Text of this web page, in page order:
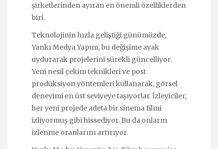
şirketlerinden ayıran en önemli özelliklerden
biri.
Teknolojinin hızla geliştiği günümüzde,
Yankı Medya Yapım, bu değişime ayak
uydurarak projelerini sürekli güncelliyor.
Yeni nesil çekim teknikleri ve post
prodüksiyon yöntemleri kullanarak, görsel
deneyimi en üst seviyeye taşıyorlar. İzleyiciler,
her yeni projede adeta bir sinema filmi
izliyormuş gibi hissediyor. Bu da onların
izlenme oranlarını artırıyor.